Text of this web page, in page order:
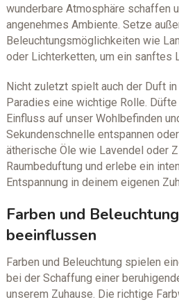
wunderbare Atmosphäre schaffen
angenehmes Ambiente. Setze
Beleuchtungsmöglichkeiten wie
oder Lichterketten, um ein sanftes
Nicht zuletzt spielt auch der Duft
Paradies eine wichtige Rolle.
Einfluss auf unser Wohlbefinden
Sekundenschnelle entspannen
ätherische Öle wie Lavendel oder
Raumbeduftung und erlebe ein
Entspannung in deinem eigenen
Farben und
beeinflussen
Farben und Beleuchtung spielen
bei der Schaffung einer
unserem Zuhause. Die richtige